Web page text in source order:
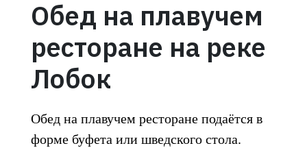
Обед на плавучем
ресторане на реке
Лобок
Обед на плавучем ресторане подаётся в
форме буфета или шведского стола.